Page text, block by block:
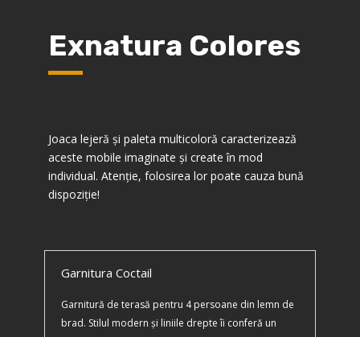
Exnatura Colores
Joaca lejeră şi paleta multicoloră caracterizează
aceste mobile imaginate şi create în mod
individual. Atenţie, folosirea lor poate cauza bună
dispoziţie!
Garnitura Coctail
Garnitură de terasă pentru 4 persoane din lemn de
brad. Stilul modern şi liniile drepte îi conferă un